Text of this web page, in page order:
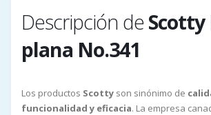
Descripción deScotty
plana No.341
Los productos Scotty son sinónimo de
funcionalidad y eficacia. La empresa